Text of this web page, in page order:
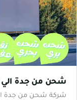
شحن من جدة الي
شركة شحن من جدة